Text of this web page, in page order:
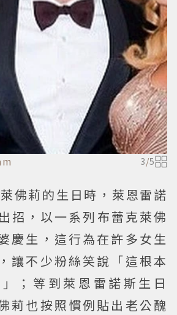
3/5
佛莉的生日時，萊恩雷諾
招，以一系列布蕾克萊佛
慶生，這行為在許多女生
讓不少粉絲笑說「這根本
；等到萊恩雷諾斯生日
莉也按照慣例貼出老公醜